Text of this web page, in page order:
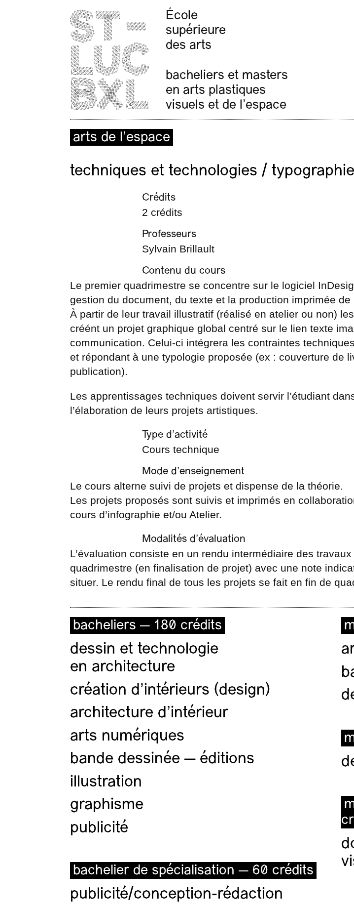
École
supérieure
des arts
bacheliers et masters
en arts plastiques
visuels et de l'espace
arts de l’espace
techniques et technologies / typographie
Crédits
2 crédits
Professeurs
Sylvain Brillault
Contenu du cours
Le premier quadrimestre se concentre sur le logiciel
gestion du document, du texte et la production imprimée de
À partir de leur travail illustratif (réalisé en atelier ou non)
créént un projet graphique global centré sur le lien texte
communication. Celui-ci intégrera les contraintes
et répondant à une typologie proposée (ex : couverture de
publication).
Les apprentissages techniques doivent servir l’étudiant
l’élaboration de leurs projets artistiques.
Type d’activité
Cours technique
Mode d’enseignement
Le cours alterne suivi de projets et dispense de la théorie.
Les projets proposés sont suivis et imprimés en
cours d’infographie et/ou Atelier.
Modalités d’évaluation
L’évaluation consiste en un rendu intermédiaire des
quadrimestre (en finalisation de projet) avec une note
situer. Le rendu final de tous les projets se fait en fin de
bacheliers — 180 crédits
dessin et technologie
en architecture
création d'intérieurs (design)
architecture d’intérieur
arts numériques
bande dessinée — éditions
illustration
graphisme
publicité
bachelier de spécialisation — 60 crédits
publicité/conception-rédaction